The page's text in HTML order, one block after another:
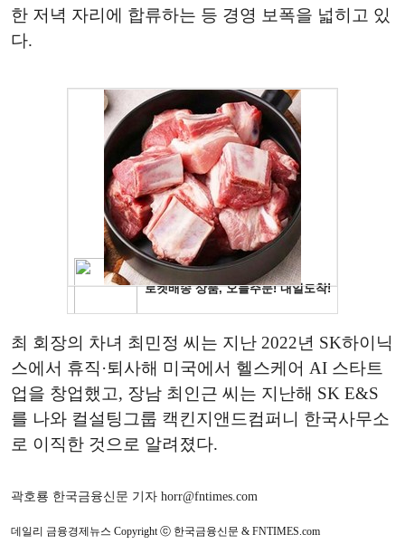
한 저녁 자리에 합류하는 등 경영 보폭을 넓히고 있
다.
최 회장의 차녀 최민정 씨는 지난 2022년 SK하이닉
스에서 휴직·퇴사해 미국에서 헬스케어 AI 스타트
업을 창업했고, 장남 최인근 씨는 지난해 SK E&S
를 나와 컬설팅그룹 캑킨지앤드컴퍼니 한국사무소
로 이직한 것으로 알려졌다.
곽호룡 한국금융신문 기자 horr@fntimes.com
데일리 금융경제뉴스 Copyright ⓒ 한국금융신문 & FNTIMES.com